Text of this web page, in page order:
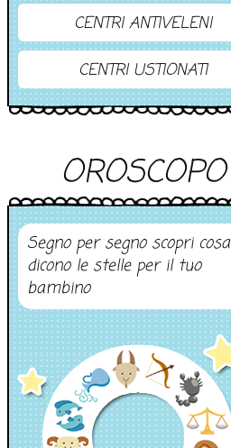
CENTRI ANTIVELENI
CENTRI USTIONATI
OROSCOPO
Segno per segno scopri cosa
dicono le stelle per il tuo
bambino